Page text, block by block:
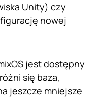
Unity) czy
nowej
jest dostępny
się baza,
jeszcze mniejsze